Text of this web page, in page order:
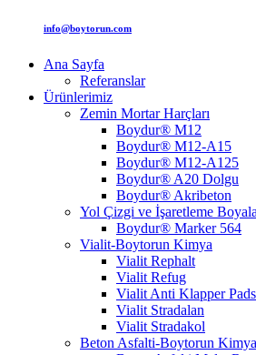
info@boytorun.com
Ana Sayfa
Referanslar
Ürünlerimiz
Zemin Mortar Harçları
Boydur® M12
Boydur® M12-A15
Boydur® M12-A125
Boydur® A20 Dolgu
Boydur® Akribeton
Yol Çizgi ve İşaretleme
Boydur® Marker 564
Vialit-Boytorun Kimya
Vialit Rephalt
Vialit Refug
Vialit Anti Klapper Pads
Vialit Stradalan
Vialit Stradakol
Beton Asfalti-Boytorun